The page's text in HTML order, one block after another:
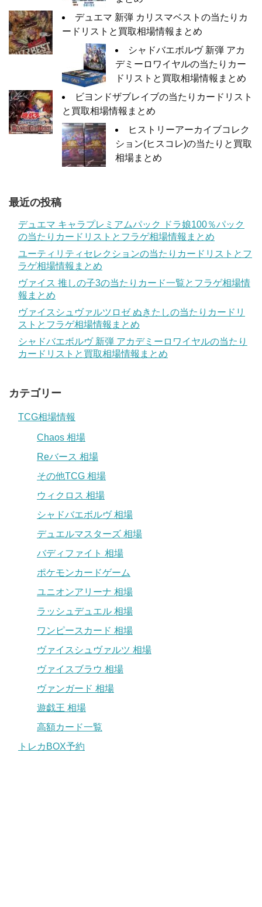
デュエマ 新弾 カリスマベストの当たりカ
ードリストと買取相場情報まとめ
シャドバエボルヴ 新弾 アカ
デミーロワイヤルの当たりカー
ドリストと買取相場情報まとめ
ビヨンドザブレイブの当たりカードリスト
と買取相場情報まとめ
ヒストリーアーカイブコレク
ション(ヒスコレ)の当たりと買取
相場まとめ
最近の投稿
デュエマ キャラプレミアムパック ドラ娘100％パック
の当たりカードリストとフラゲ相場情報まとめ
ユーティリティセレクションの当たりカードリストとフ
ラゲ相場情報まとめ
ヴァイス 推しの子3の当たりカード一覧とフラゲ相場情
報まとめ
ヴァイスシュヴァルツロゼ ぬきたしの当たりカードリ
ストとフラゲ相場情報まとめ
シャドバエボルヴ 新弾 アカデミーロワイヤルの当たり
カードリストと買取相場情報まとめ
カテゴリー
TCG相場情報
Chaos 相場
Reバース 相場
その他TCG 相場
ウィクロス 相場
シャドバエボルヴ 相場
デュエルマスターズ 相場
バディファイト 相場
ポケモンカードゲーム
ユニオンアリーナ 相場
ラッシュデュエル 相場
ワンピースカード 相場
ヴァイスシュヴァルツ 相場
ヴァイスブラウ 相場
ヴァンガード 相場
遊戯王 相場
高額カード一覧
トレカBOX予約